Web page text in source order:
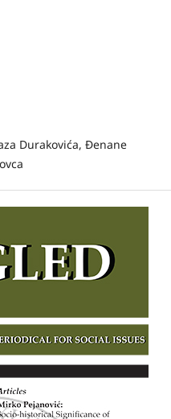
Durakovića, Đenane